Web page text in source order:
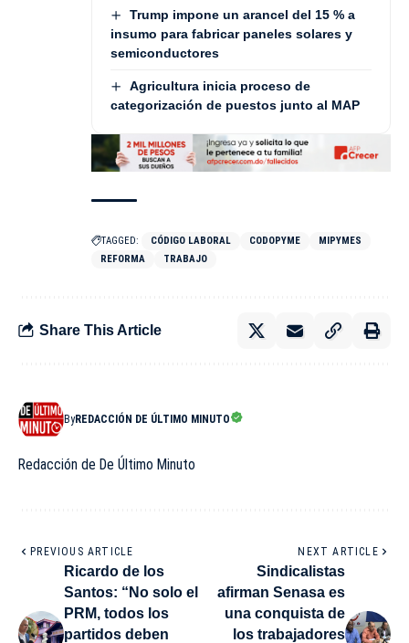
Trump impone un arancel del 15 % a
insumo para fabricar paneles solares y
semiconductores
Agricultura inicia proceso de
categorización de puestos junto al MAP
TAGGED: CÓDIGO LABORAL CODOPYME
MIPYMES
REFORMA
TRABAJO
Share This Article
ByREDACCIÓN DE ÚLTIMO MINUTO
Redacción de De Último Minuto
PREVIOUS ARTICLE
Ricardo de los
Santos: “No solo el
PRM, todos los
partidos deben
NEXT ARTICLE
Sindicalistas
afirman Senasa es
una conquista de
los trabajadores